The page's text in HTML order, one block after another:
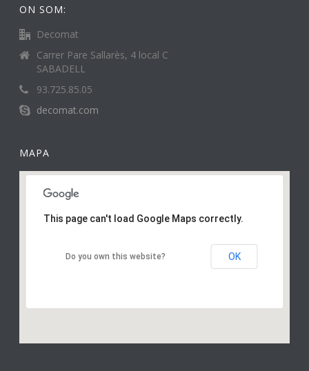
ON SOM:
Decomat
Carrer Pare Sallarès, 4 local C
SABADELL
93.725.85.05
decomat.com
MAPA
This page can't load Google Maps correctly.
Do you own this website? OK